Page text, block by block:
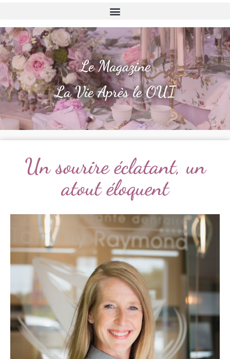
Le Magazine
La Vie Après le OUI
Un sourire éclatant, un
atout éloquent